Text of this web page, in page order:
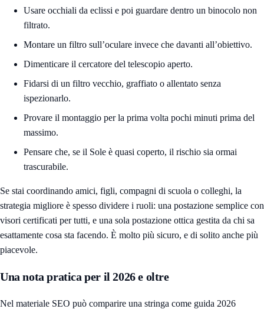
Usare occhiali da eclissi e poi guardare dentro un binocolo non
filtrato.
Montare un filtro sull’oculare invece che davanti all’obiettivo.
Dimenticare il cercatore del telescopio aperto.
Fidarsi di un filtro vecchio, graffiato o allentato senza
ispezionarlo.
Provare il montaggio per la prima volta pochi minuti prima del
massimo.
Pensare che, se il Sole è quasi coperto, il rischio sia ormai
trascurabile.
Se stai coordinando amici, figli, compagni di scuola o colleghi, la
strategia migliore è spesso dividere i ruoli: una postazione semplice con
visori certificati per tutti, e una sola postazione ottica gestita da chi sa
esattamente cosa sta facendo. È molto più sicuro, e di solito anche più
piacevole.
Una nota pratica per il 2026 e oltre
Nel materiale SEO può comparire una stringa come guida 2026